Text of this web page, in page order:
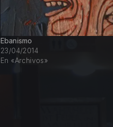
Ebanismo
23/04/2014
En «Archivos»